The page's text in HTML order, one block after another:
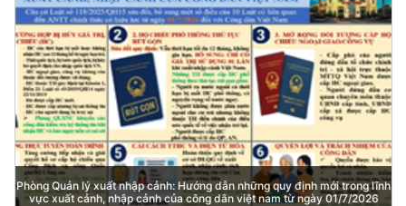
Phòng Quản lý xuất nhập cảnh: Hướng dẫn những quy định mới trong lĩnh
vực xuất cảnh, nhập cảnh của công dân việt nam từ ngày 01/7/2026